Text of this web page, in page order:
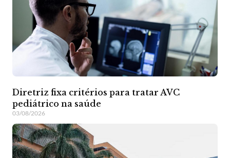
Diretriz fixa critérios para tratar AVC
pediátrico na saúde
03/08/2026